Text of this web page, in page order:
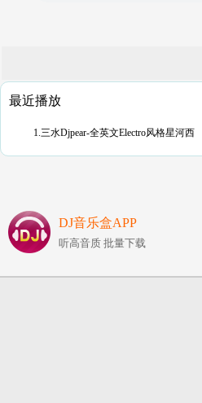
最近播放
1.三水Djpear-全英文Electro风格星河西
DJ音乐盒APP
听高音质 批量下载